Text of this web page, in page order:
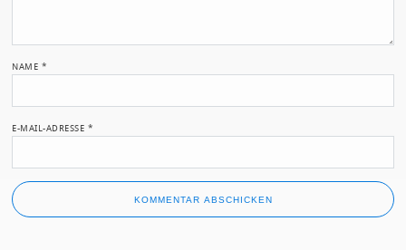
NAME *
E-MAIL-ADRESSE *